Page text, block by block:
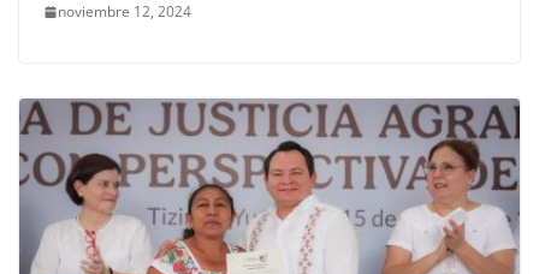
noviembre 12, 2024